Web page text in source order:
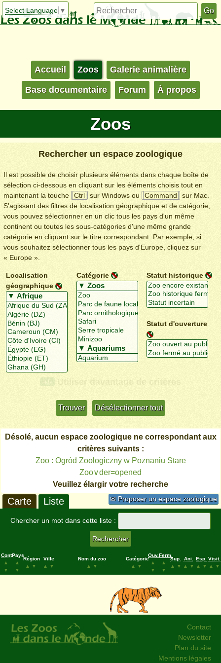
Select Language ▼
Accueil Zoos Galerie animalière
Base documentaire Forum À propos
Zoos
Rechercher un espace zoologique
Il est possible de choisir plusieurs éléments dans chaque boîte de
sélection ci-dessous en cliquant sur les éléments choisis tout en
maintenant la touche
Ctrl sur Windows ou Command
sur Mac.
S'agissant des filtres de localisation géographique et de catégorie,
vous pouvez sélectionner en un clic tous les pays d'un même
continent ou toutes les sous-catégories d'une même grande
catégorie en cliquant sur le titre correspondant. Par exemple, si
vous souhaitez sélectionner tous les pays d'Europe, cliquez sur
« Europe ».
Localisation
géographique
Catégorie Statut historique
Statut d'ouverture
+/- Utiliser davantage de critères
Désolé, aucun espace zoologique ne correspondant aux
critères suivants :
Zoo : Ogród Zoologiczny w Poznaniu Stare
Zoo∨der=opened
Veuillez élargir votre recherche
✉ Proposer un espace zoologique
Carte Liste
Chercher un mot dans cette liste :
Cont.
▲
▼
Pays
▲
▼
Région
▲
▼
Ville
▲
▼
Nom du zoo
▲
▼
Catégorie
▲
▼
Ouv.
▲
▼
Ferm.
▲
▼
Sup.
▲
▼
Ani.
▲
▼
Esp.
▲
▼
Visit.
▲
▼
Contact
Newsletter
Plan du site
Mentions légales